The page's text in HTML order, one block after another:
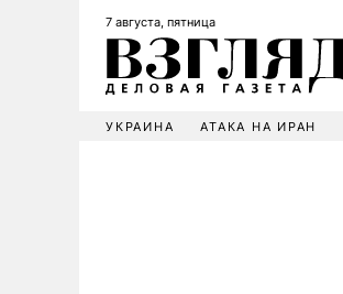
7 августа, пятница
УКРАИНА АТАКА НА ИРАН